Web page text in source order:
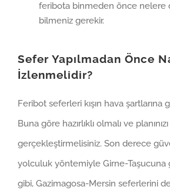
feribota binmeden önce nelere
bilmeniz gerekir.
Sefer Yapılmadan Önce
İzlenmelidir?
Feribot seferleri kışın hava
Buna göre hazırlıklı olmalı ve
gerçekleştirmelisiniz. Son derece
yolculuk yöntemiyle Girne-Taşucuna
gibi, Gazimagosa-Mersin seferlerini